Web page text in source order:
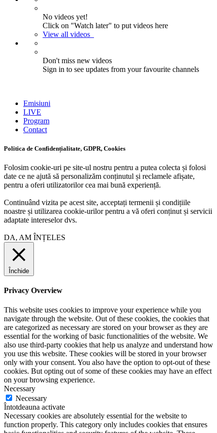
No videos yet!
Click on "Watch later" to put videos here
View all videos
Don't miss new videos
Sign in to see updates from your favourite channels
Emisiuni
LIVE
Program
Contact
Politica de Confidențialitate, GDPR, Cookies
Folosim cookie-uri pe site-ul nostru pentru a putea colecta și folosi
date ce ne ajută să personalizăm conținutul și reclamele afișate,
pentru a oferi utilizatorilor cea mai bună experiență.
Continuând vizita pe acest site, acceptați termenii și condițiile
noastre și utilizarea cookie-urilor pentru a vă oferi conținut și servicii
adaptate intereselor dvs.
DA, AM ÎNȚELES
Închide
Privacy Overview
This website uses cookies to improve your experience while you
navigate through the website. Out of these cookies, the cookies that
are categorized as necessary are stored on your browser as they are
essential for the working of basic functionalities of the website. We
also use third-party cookies that help us analyze and understand how
you use this website. These cookies will be stored in your browser
only with your consent. You also have the option to opt-out of these
cookies. But opting out of some of these cookies may have an effect
on your browsing experience.
Necessary
Necessary
Întotdeauna activate
Necessary cookies are absolutely essential for the website to
function properly. This category only includes cookies that ensures